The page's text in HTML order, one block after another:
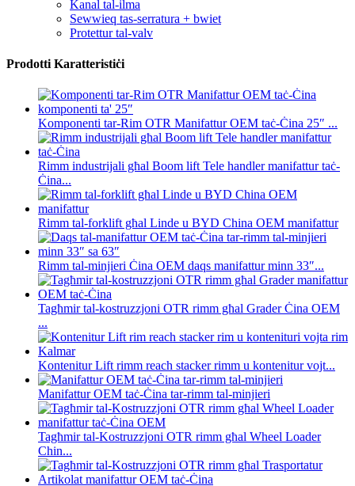
Kanal tal-ilma
Sewwieq tas-serratura + bwiet
Protettur tal-valv
Prodotti Karatteristiċi
Komponenti tar-Rim OTR Manifattur OEM taċ-Ċina 25″ ...
Rimm industrijali għal Boom lift Tele handler manifattur taċ-
Ċina...
Rimm tal-forklift għal Linde u BYD China OEM manifattur
Rimm tal-minjieri Ċina OEM daqs manifattur minn 33″...
Tagħmir tal-kostruzzjoni OTR rimm għal Grader Ċina OEM
...
Kontenitur Lift rimm reach stacker rimm u kontenitur vojt...
Manifattur OEM taċ-Ċina tar-rimm tal-minjieri
Tagħmir tal-Kostruzzjoni OTR rimm għal Wheel Loader
Chin...